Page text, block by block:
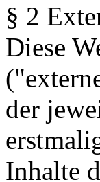
§ 2
Diese
der
Inhalte